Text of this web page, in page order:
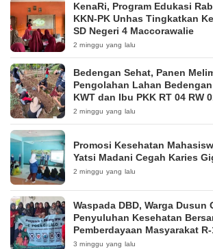
KenaRi, Program Edukasi
KKN-PK Unhas Tingkatkan
SD Negeri 4 Maccorawalie
2 minggu yang lalu
Bedengan Sehat, Panen
Pengolahan Lahan
KWT dan Ibu PKK RT 04 RW
Pakintelan
2 minggu yang lalu
Promosi Kesehatan
Yatsi Madani Cegah Karies
2 minggu yang lalu
Waspada DBD, Warga Dusun
Penyuluhan Kesehatan
Pemberdayaan Masyarakat R-
Surabaya 2026
3 minggu yang lalu